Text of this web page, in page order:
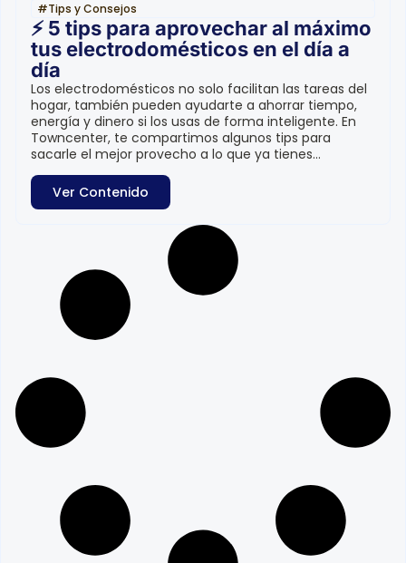
#Tips y Consejos
⚡ 5 tips para aprovechar al máximo
tus electrodomésticos en el día a
día
Los electrodomésticos no solo facilitan las tareas del
hogar, también pueden ayudarte a ahorrar tiempo,
energía y dinero si los usas de forma inteligente. En
Towncenter, te compartimos algunos tips para
sacarle el mejor provecho a lo que ya tienes...
Ver Contenido